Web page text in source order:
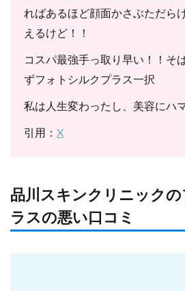
ればあるほど顔面かさぶただら
えるけど！！
コスパ最強手っ取り早い！！そ
ずフォトシルクプラス一択
私は人生変わったし、美容にハ
引用： X
品川スキンクリニック
ラスの悪い口コミ